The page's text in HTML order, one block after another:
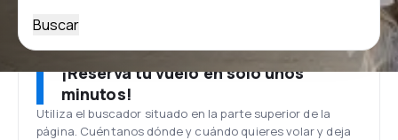
Buscar
¡Reserva tu vuelo en solo unos
minutos!
Utiliza el buscador situado en la parte superior de la
página. Cuéntanos dónde y cuándo quieres volar y deja